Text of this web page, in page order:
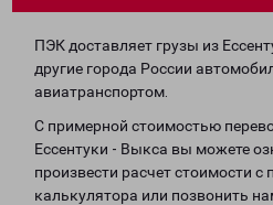
ПЭК доставляет грузы из
другие города России
авиатранспортом.
С примерной стоимостью
Ессентуки - Выкса вы можете
произвести расчет стоимости
калькулятора или позвонить